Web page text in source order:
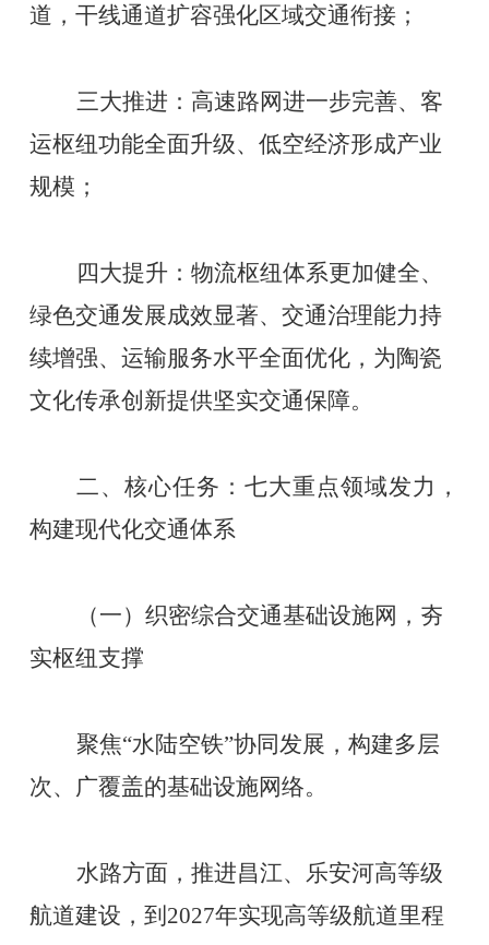
道，干线通道扩容强化区域交通衔接；
三大推进：高速路网进一步完善、客
运枢纽功能全面升级、低空经济形成产业
规模；
四大提升：物流枢纽体系更加健全、
绿色交通发展成效显著、交通治理能力持
续增强、运输服务水平全面优化，为陶瓷
文化传承创新提供坚实交通保障。
二、核心任务：七大重点领域发力，
构建现代化交通体系
（一）织密综合交通基础设施网，夯
实枢纽支撑
聚焦“水陆空铁”协同发展，构建多层
次、广覆盖的基础设施网络。
水路方面，推进昌江、乐安河高等级
航道建设，到 2027年实现高等级航道里程